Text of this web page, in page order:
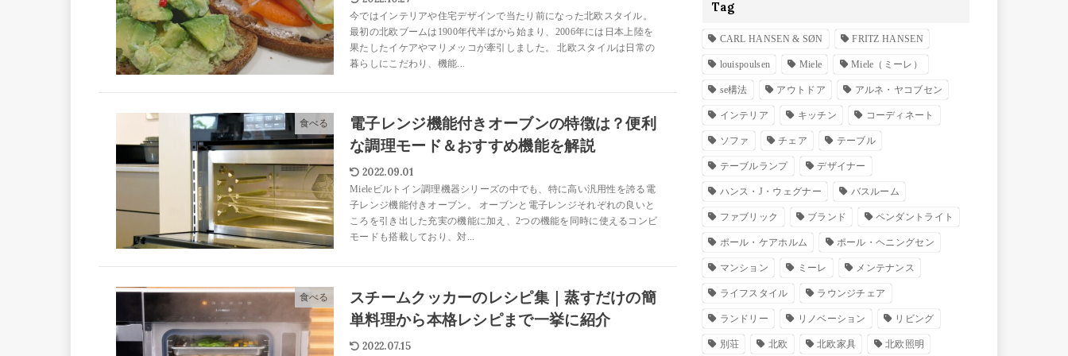
今ではインテリアや住宅デザインで当たり前になった北欧スタイル。
最初の北欧ブームは1900年代半ばから始まり、2006年には日本上陸を
果たしたイケアやマリメッコが牽引しました。 北欧スタイルは日常の
暮らしにこだわり、機能...
食べる
電子レンジ機能付きオーブンの特徴は？便利
な調理モード＆おすすめ機能を解説
2022.09.01
Mieleビルトイン調理機器シリーズの中でも、特に高い汎用性を誇る電
子レンジ機能付きオーブン。 オーブンと電子レンジそれぞれの良いと
ころを引き出した充実の機能に加え、2つの機能を同時に使えるコンビ
モードも搭載しており、対...
食べる
スチームクッカーのレシピ集｜蒸すだけの簡
単料理から本格レシピまで一挙に紹介
2022.07.15
Tag
CARL HANSEN & SØN FRITZ HANSEN
louispoulsen Miele Miele（ミーレ）
se構法 アウトドア アルネ・ヤコブセン
インテリア キッチン コーディネート
ソファ チェア テーブル
テーブルランプ デザイナー
ハンス・J・ウェグナー バスルーム
ファブリック ブランド ペンダントライト
ポール・ケアホルム ポール・ヘニングセン
マンション ミーレ メンテナンス
ライフスタイル ラウンジチェア
ランドリー リノベーション リビング
別荘 北欧 北欧家具 北欧照明